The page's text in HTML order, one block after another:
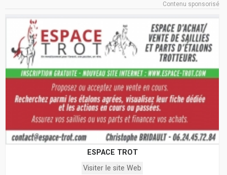
Contenu sponsorisé
ESPACE TROT
Visiter le site Web